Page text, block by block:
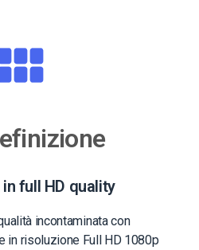
full HD quality
incontaminata con
in risoluzione Full HD 1080p